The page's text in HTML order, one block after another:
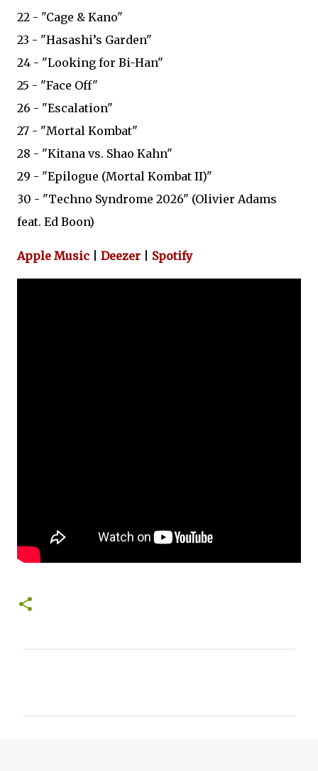
22 - "Cage & Kano"
23 - "Hasashi’s Garden"
24 - "Looking for Bi-Han"
25 - "Face Off"
26 - "Escalation"
27 - "Mortal Kombat"
28 - "Kitana vs. Shao Kahn"
29 - "Epilogue (Mortal Kombat II)"
30 - "Techno Syndrome 2026" (Olivier Adams
feat. Ed Boon)
Apple Music Deezer Spotify